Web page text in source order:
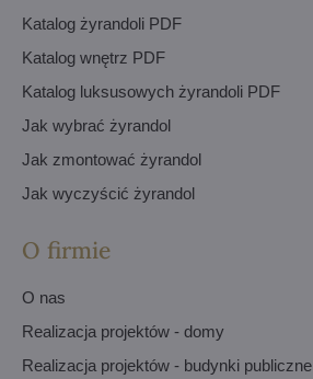
Katalog żyrandoli PDF
Katalog wnętrz PDF
Katalog luksusowych żyrandoli PDF
Jak wybrać żyrandol
Jak zmontować żyrandol
Jak wyczyścić żyrandol
O firmie
O nas
Realizacja projektów - domy
Realizacja projektów - budynki publiczne